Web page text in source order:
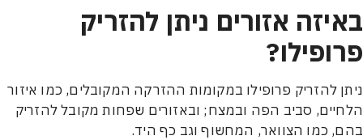
אזורים ניתן להזריק
להזריק פרופילו במקומות ההזרקה המקובלים, כמו איזור
סביב הפה ובמצח; ובאזורים שפחות מקובל להזריק
כמו הצוואר, המחשוף וגב כף היד.